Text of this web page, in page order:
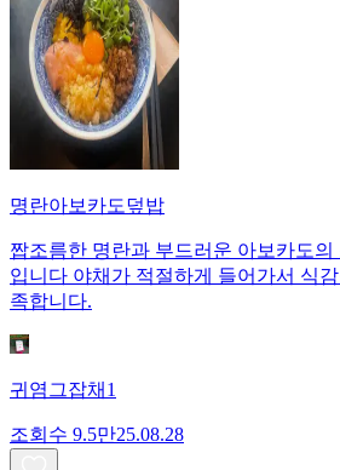
명란아보카도덮밥
짭조름한 명란과 부드러운 아보카도
입니다 야채가 적절하게 들어가서 식
족합니다.
귀염그잡채1
조회수 9.5만25.08.28